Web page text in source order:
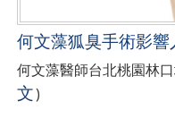
何文藻狐臭手術影
何文藻醫師台北桃園林
文)